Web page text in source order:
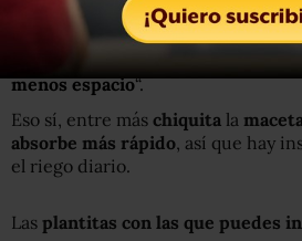
sembrar hojas verdes:espinacas,
menos espacio“.
Eso sí, entre más chiquita la maceta
absorbe más rápido , así que hay
el riego diario.
Las plantitas con las que puedes